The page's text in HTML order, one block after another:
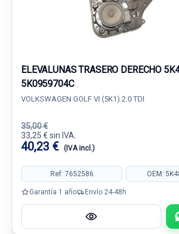
ELEVALUNAS TRASERO DERECHO
5K0959704C
VOLKSWAGEN GOLF VI (5K1) 2.0 TDI
35,00 €
33,25 € sin IVA.
40,23 € (IVA incl.)
Ref: 7652586 OEM:
Garantía 1 año Envío 24-48h